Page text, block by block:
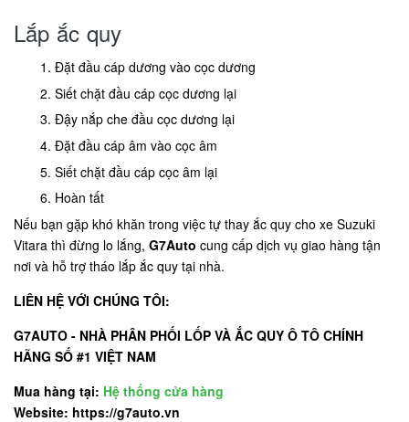
Lắp ắc quy
Đặt đầu cáp dương vào cọc dương
Siết chặt đầu cáp cọc dương lại
Đậy nắp che đầu cọc dương lại
Đặt đầu cáp âm vào cọc âm
Siết chặt đầu cáp cọc âm lại
Hoàn tất
Nếu bạn gặp khó khăn trong việc tự thay ắc quy cho xe Suzuki
Vitara thì đừng lo lắng, G7Auto cung cấp dịch vụ giao hàng tận
nơi và hỗ trợ tháo lắp ắc quy tại nhà.
LIÊN HỆ VỚI CHÚNG TÔI:
G7AUTO - NHÀ PHÂN PHỐI LỐP VÀ ẮC QUY Ô TÔ CHÍNH
HÃNG SỐ #1 VIỆT NAM
Mua hàng tại: Hệ thống cửa hàng
Website: https://g7auto.vn